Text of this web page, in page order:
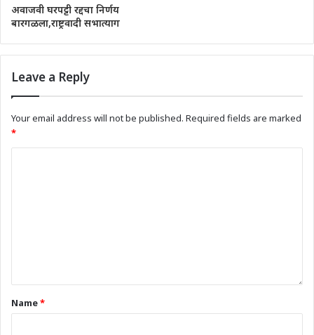
अवाजवी घरपट्टी रद्दचा निर्णय
बारगळला,राष्ट्रवादी सभात्याग
Leave a Reply
Your email address will not be published. Required fields are marked
*
Name*